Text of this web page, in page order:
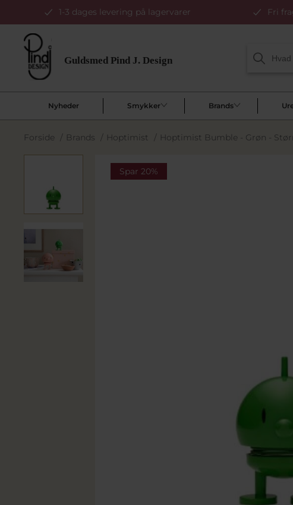
1-3 dages levering på lagervarer Fri
Nyheder Smykker Brands
Forside / Brands / Hoptimist / Hoptimist Bumble - Grøn -
Spar 20%